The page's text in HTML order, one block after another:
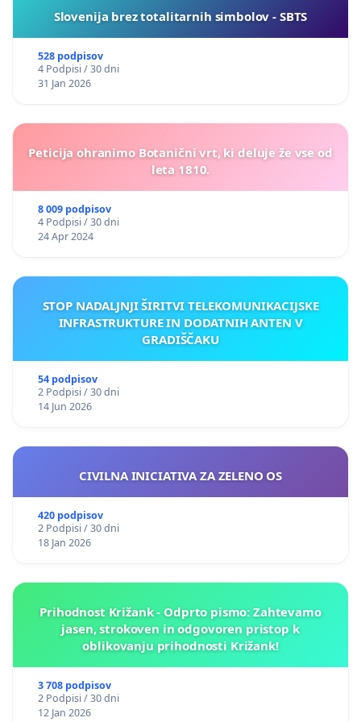
Slovenija brez totalitarnih simbolov - SBTS
528 podpisov
4 Podpisi / 30 dni
31 Jan 2026
Peticija ohranimo Botanični vrt, ki deluje že vse od
leta 1810.
8 009 podpisov
4 Podpisi / 30 dni
24 Apr 2024
STOP NADALJNJI ŠIRITVI TELEKOMUNIKACIJSKE
INFRASTRUKTURE IN DODATNIH ANTEN V
GRADIŠČAKU
54 podpisov
2 Podpisi / 30 dni
14 Jun 2026
CIVILNA INICIATIVA ZA ZELENO OS
420 podpisov
2 Podpisi / 30 dni
18 Jan 2026
Prihodnost Križank - Odprto pismo: Zahtevamo
jasen, strokoven in odgovoren pristop k
oblikovanju prihodnosti Križank!
3 708 podpisov
2 Podpisi / 30 dni
12 Jan 2026